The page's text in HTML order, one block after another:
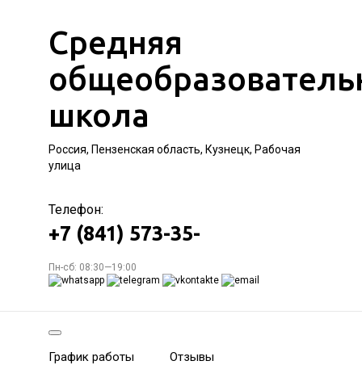
Средняя
школа
Россия, Пензенская область, Кузнецк, Рабочая
улица
Телефон:
+7 (841) 573-35-
Пн-сб: 08:30—19:00
График работы Отзывы